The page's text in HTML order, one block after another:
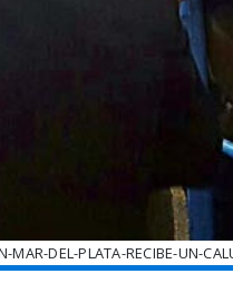
MAR-DEL-PLATA-RECIBE-UN-